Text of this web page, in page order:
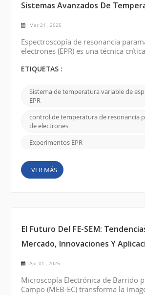
Sistemas Avanzados De
Mar 21 , 2025
Espectroscopía de resonancia
electrones (EPR) es una técnica
paramagnéticas, y control de
mediciones de EPR. Sistemas de
variable (VT) Permiten a los
ETIQUETAS :
Sistema de temperatura variable de
EPR
control de temperatura de resonancia
de electrones
Experimentos EPR
VER MÁS
El Futuro Del FE-SEM:
Mercado, Innovaciones Y
Apr 01 , 2025
Microscopía Electrónica de Barrido
Campo (MEB-EC) transforma la